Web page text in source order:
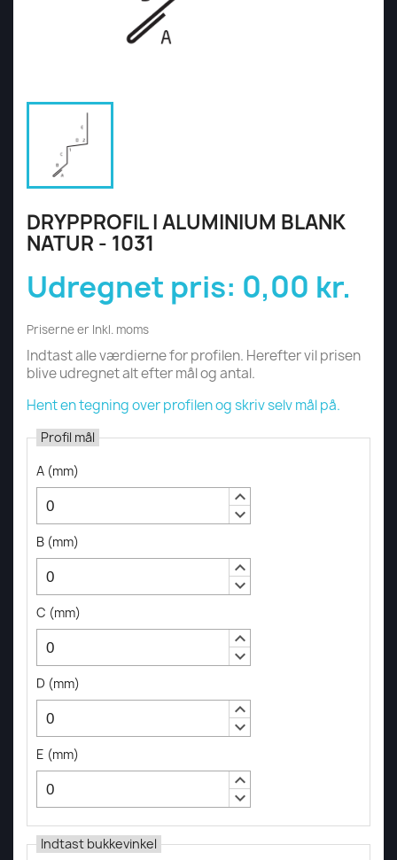
DRYPPROFIL I ALUMINIUM BLANK
NATUR - 1031
Udregnet pris: 0,00 kr.
Priserne er Inkl. moms
Indtast alle værdierne for profilen. Herefter vil prisen
blive udregnet alt efter mål og antal.
Hent en tegning over profilen og skriv selv mål på.
Profil mål
A (mm)
keyboard_arrow_up
keyboard_arrow_down
B (mm)
keyboard_arrow_up
keyboard_arrow_down
C (mm)
keyboard_arrow_up
keyboard_arrow_down
D (mm)
keyboard_arrow_up
keyboard_arrow_down
E (mm)
keyboard_arrow_up
keyboard_arrow_down
Indtast bukkevinkel